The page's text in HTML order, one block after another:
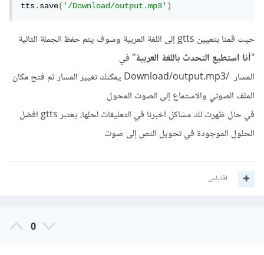
tts.save('/Download/output.mp3')
حيث قمنا بتعيين gtts إلى اللغة العربية وسوف يتم حفظ الجملة التالية
"أنا استطيع التحدث باللغة العربية" في
المسار /Download/output.mp3 يمكنك تغيير المسار ثم فتح مكان
الملف الصوتي والاستماع إلى الصوت المحول
في حال ظهرت لك مشاكل اخبرنا في التعليقات لحلها، يعتبر gtts افضل
الحلول الموجودة في تحويل النص إلى صوت
اقتباس
0